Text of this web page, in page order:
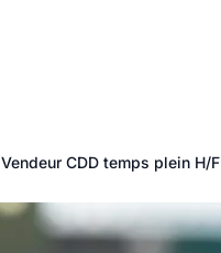
Vendeur CDD temps plein H/F